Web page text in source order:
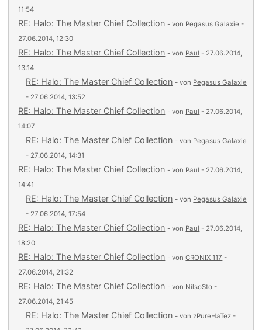
11:54
RE: Halo: The Master Chief Collection - von Pegasus Galaxie -
27.06.2014, 12:30
RE: Halo: The Master Chief Collection - von Paul - 27.06.2014,
13:14
RE: Halo: The Master Chief Collection - von Pegasus Galaxie
- 27.06.2014, 13:52
RE: Halo: The Master Chief Collection - von Paul - 27.06.2014,
14:07
RE: Halo: The Master Chief Collection - von Pegasus Galaxie
- 27.06.2014, 14:31
RE: Halo: The Master Chief Collection - von Paul - 27.06.2014,
14:41
RE: Halo: The Master Chief Collection - von Pegasus Galaxie
- 27.06.2014, 17:54
RE: Halo: The Master Chief Collection - von Paul - 27.06.2014,
18:20
RE: Halo: The Master Chief Collection - vonCRONIX 117 -
27.06.2014, 21:32
RE: Halo: The Master Chief Collection - von NilsoSto -
27.06.2014, 21:45
RE: Halo: The Master Chief Collection - vonzPureHaTez -